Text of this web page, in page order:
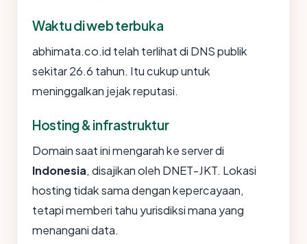
Waktu di web terbuka
abhimata.co.id telah terlihat di DNS publik
sekitar 26.6 tahun. Itu cukup untuk
meninggalkan jejak reputasi.
Hosting & infrastruktur
Domain saat ini mengarah ke server di
Indonesia, disajikan oleh DNET-JKT. Lokasi
hosting tidak sama dengan kepercayaan,
tetapi memberi tahu yurisdiksi mana yang
menangani data.